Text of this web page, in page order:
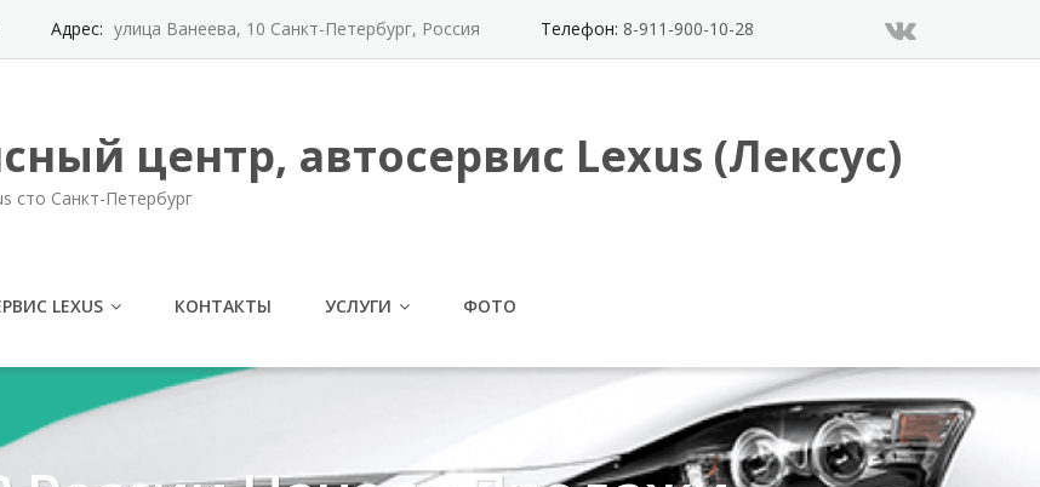
Адрес: улица Ванеева, 10 Санкт-Петербург, Россия Телефон: 8-911-900-10-28
центр, автосервис Lexus (Лексус)
сто Санкт-Петербург
LEXUS КОНТАКТЫ УСЛУГИ ФОТО